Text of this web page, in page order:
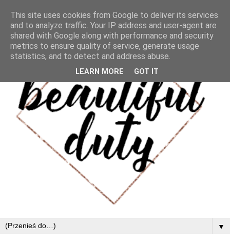
▼
This site uses cookies from Google to deliver its services
and to analyze traffic. Your IP address and user-agent are
shared with Google along with performance and security
metrics to ensure quality of service, generate usage
statistics, and to detect and address abuse.
LEARN MORE GOT IT